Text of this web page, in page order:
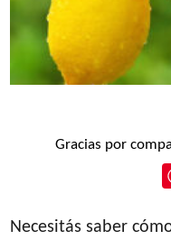
Gracias por
Necesitás saber